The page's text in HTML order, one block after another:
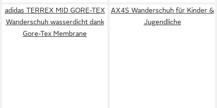
adidas TERREX MID GORE-TEX
Wanderschuh wasserdicht dank
Gore-Tex Membrane
AX4S Wanderschuh für Kinder &
Jugendliche